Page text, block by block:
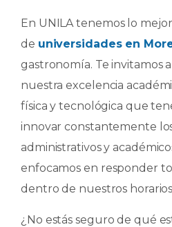
En UNILA tenemos lo
de universidades en
gastronomía. Te invitamos
nuestra excelencia
física y tecnológica que
innovar constantemente
administrativos y
enfocamos en responder
dentro de nuestros
¿No estás seguro de qué